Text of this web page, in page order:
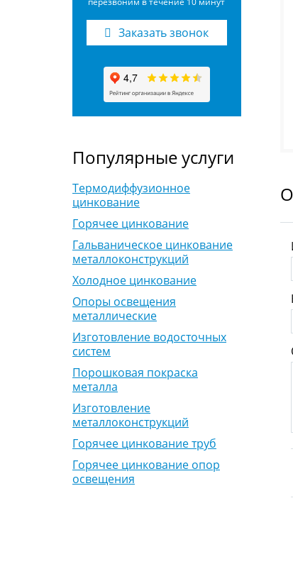
Заказать звонок
Популярные услуги
Термодиффузионное
цинкование
Горячее цинкование
Гальваническое цинкование
металлоконструкций
Холодное цинкование
Опоры освещения
металлические
Изготовление водосточных
систем
Порошковая покраска
металла
Изготовление
металлоконструкций
Горячее цинкование труб
Горячее цинкование опор
освещения